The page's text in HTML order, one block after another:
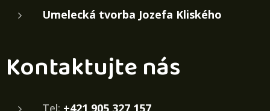
Umelecká tvorba Jozefa Kliského
Kontaktujte nás
Tel: +421 905 327 157